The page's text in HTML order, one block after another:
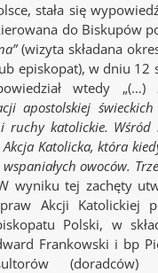
stała się
do Biskupów
(wizyta składana
episkopat), w dniu 12
wtedy „(…)
apostolskiej
ruchy katolickie. Wśród
Katolicka, która
owoców.
wyniku tej zachęty
Akcji Katolickiej
Polski, w
Frankowski i bp
(doradców)